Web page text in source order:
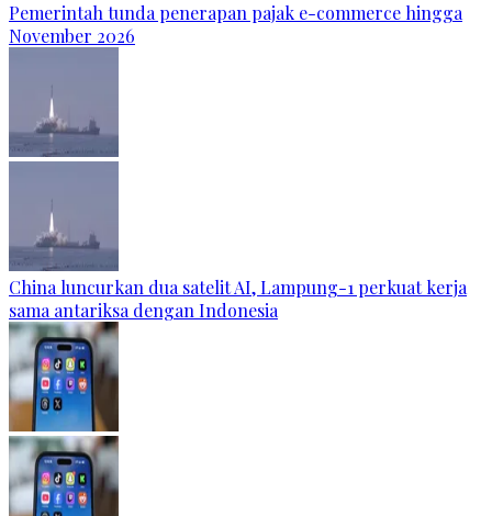
Pemerintah tunda penerapan pajak e-commerce hingga
November 2026
China luncurkan dua satelit AI, Lampung-1 perkuat kerja
sama antariksa dengan Indonesia